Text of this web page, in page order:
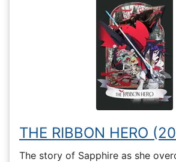
THE RIBBON HERO
The story of Sapphire as she